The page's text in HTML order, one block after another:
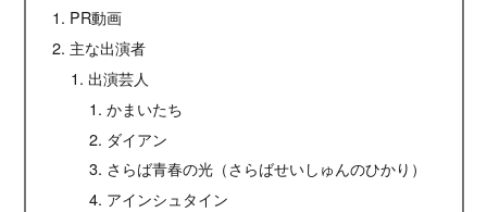
PR動画
主な出演者
出演芸人
かまいたち
ダイアン
さらば青春の光（さらばせいしゅんのひかり）
アインシュタイン